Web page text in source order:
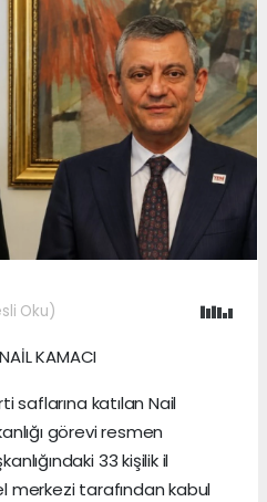
Oku)
KAMACI
saflarına katılan Nail
görevi resmen
33 kişilik il
tarafından kabul